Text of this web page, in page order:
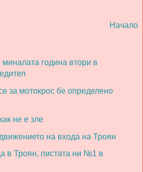
Начало
година втори в
за мотокрос бе определено
не е зле
на входа на Троян
в Троян, пистата ни №1 в